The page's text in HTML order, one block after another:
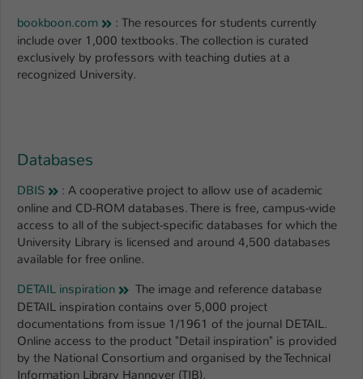
bookboon.com
: The resources for students currently
include over 1,000 textbooks. The collection is curated
exclusively by professors with teaching duties at a
recognized University.
Databases
DBIS
: A cooperative project to allow use of academic
online and CD-ROM databases. There is free, campus-wide
access to all of the subject-specific databases for which the
University Library is licensed and around 4,500 databases
available for free online.
DETAIL inspiration
The image and reference database
DETAIL inspiration contains over 5,000 project
documentations from issue 1/1961 of the journal DETAIL.
Online access to the product "Detail inspiration" is provided
by the National Consortium and organised by the Technical
Information Library Hannover (TIB).